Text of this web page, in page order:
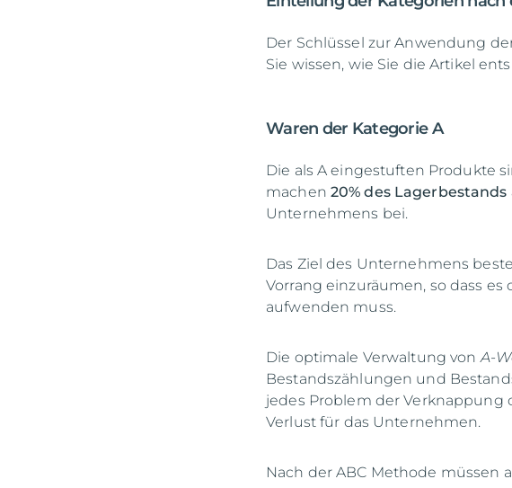
Der Schlüssel zur Anwendung
Sie wissen, wie Sie die Artikel
Waren der Kategorie A
Die als A eingestuften Produkte
machen 20% des
Unternehmens bei.
Das Ziel des Unternehmens
Vorrang einzuräumen, so dass
aufwenden muss.
Die optimale Verwaltung vonA-
Bestandszählungen und
jedes Problem der Verknappung
Verlust für das Unternehmen.
Nach der ABC Methode müssen